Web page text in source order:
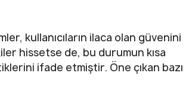
kullanıcıların ilaca olan güvenini
hissetse de, bu durumun kısa
ifade etmiştir. Öne çıkan bazı